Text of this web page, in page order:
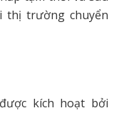
thị trường chuyển
kích hoạt bởi